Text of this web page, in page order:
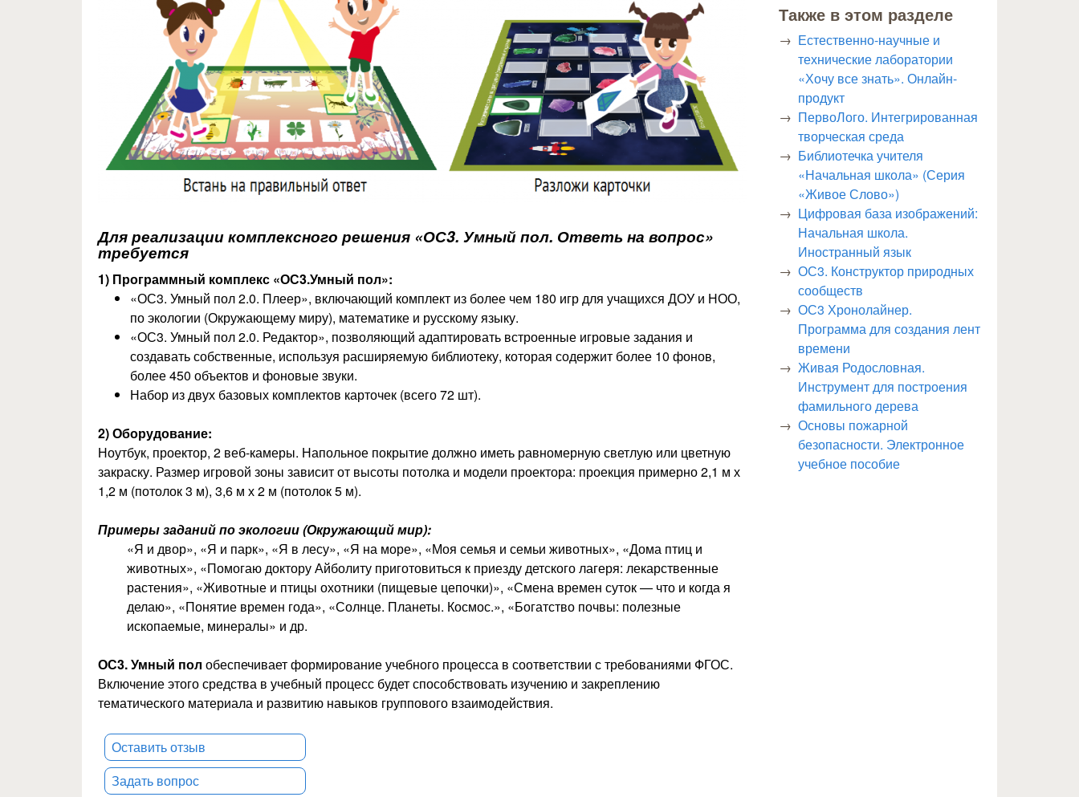
Для реализации комплексного решения «ОС3. Умный пол. Ответь на вопрос»
требуется
1) Программный комплекс «ОС3.Умный пол»:
«ОС3. Умный пол 2.0. Плеер», включающий комплект из более чем 180 игр для учащихся ДОУ и НОО,
по экологии (Окружающему миру), математике и русскому языку.
«ОС3. Умный пол 2.0. Редактор», позволяющий адаптировать встроенные игровые задания и
создавать собственные, используя расширяемую библиотеку, которая содержит более 10 фонов,
более 450 объектов и фоновые звуки.
Набор из двух базовых комплектов карточек (всего 72 шт).
2) Оборудование:
Ноутбук, проектор, 2 веб-камеры. Напольное покрытие должно иметь равномерную светлую или цветную
закраску. Размер игровой зоны зависит от высоты потолка и модели проектора: проекция примерно 2,1 м х
1,2 м (потолок 3 м), 3,6 м х 2 м (потолок 5 м).
Примеры заданий по экологии (Окружающий мир):
«Я и двор», «Я и парк», «Я в лесу», «Я на море», «Моя семья и семьи животных», «Дома птиц и
животных», «Помогаю доктору Айболиту приготовиться к приезду детского лагеря: лекарственные
растения», «Животные и птицы охотники (пищевые цепочки)», «Смена времен суток — что и когда я
делаю», «Понятие времен года», «Солнце. Планеты. Космос.», «Богатство почвы: полезные
ископаемые, минералы» и др.
ОС3. Умный пол обеспечивает формирование учебного процесса в соответствии с требованиями ФГОС.
Включение этого средства в учебный процесс будет способствовать изучению и закреплению
тематического материала и развитию навыков группового взаимодействия.
Оставить отзыв
Задать вопрос
Также в этом разделе
Естественно-научные и
технические лаборатории
«Хочу все знать». Онлайн-
продукт
ПервоЛого. Интегрированная
творческая среда
Библиотечка учителя
«Начальная школа» (Серия
«Живое Слово»)
Цифровая база изображений:
Начальная школа.
Иностранный язык
ОС3. Конструктор природных
сообществ
ОС3 Хронолайнер.
Программа для создания лент
времени
Живая Родословная.
Инструмент для построения
фамильного дерева
Основы пожарной
безопасности. Электронное
учебное пособие